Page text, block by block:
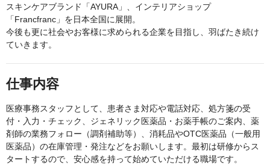
スキンケアブランド「AYURA」、インテリアショップ
「Francfranc」を日本全国に展開。
今後も更に社会やお客様に求められる企業を目指し、羽ばたき続け
ていきます。
仕事内容
医療事務スタッフとして、患者さま対応や電話対応、処方箋の受
付・入力・チェック、ジェネリック医薬品・お薬手帳のご案内、薬
剤師の業務フォロー（調剤補助等）、消耗品やOTC医薬品（一般用
医薬品）の在庫管理・発注などをお願いします。最初は研修からス
タートするので、安心感を持って始めていただける職場です。